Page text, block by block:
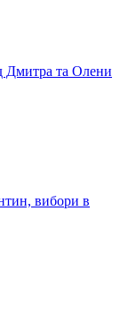
Дмитра та Олени
вибори в